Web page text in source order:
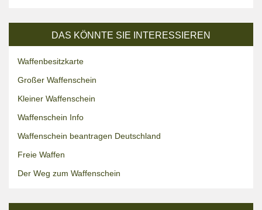
DAS KÖNNTE SIE INTERESSIEREN
Waffenbesitzkarte
Großer Waffenschein
Kleiner Waffenschein
Waffenschein Info
Waffenschein beantragen Deutschland
Freie Waffen
Der Weg zum Waffenschein